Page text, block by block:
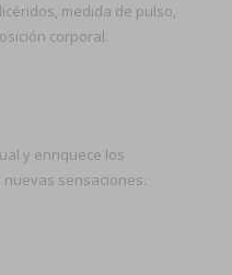
medida de pulso,
corporal.
y enriquece los
sensaciones.